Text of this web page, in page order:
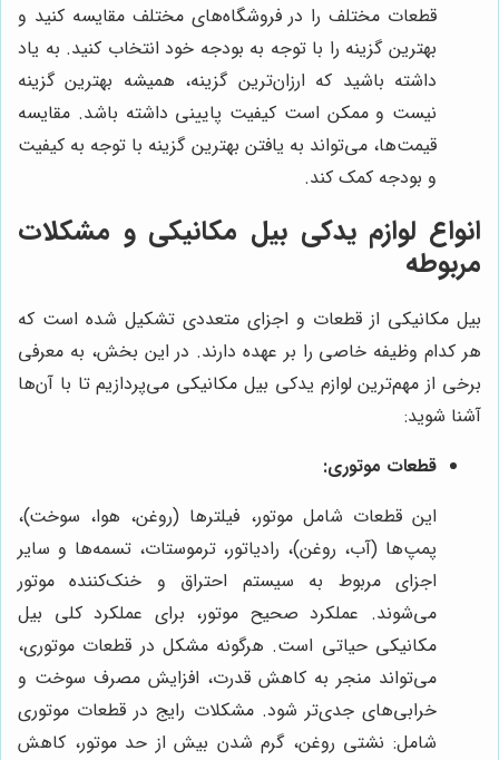
قطعات مختلف را در فروشگاه‌های مختلف مقایسه کنید و
بهترین گزینه را با توجه به بودجه خود انتخاب کنید. به یاد
داشته باشید که ارزان‌ترین گزینه، همیشه بهترین گزینه
نیست و ممکن است کیفیت پایینی داشته باشد. مقایسه
قیمت‌ها، می‌تواند به یافتن بهترین گزینه با توجه به کیفیت
و بودجه کمک کند.
انواع لوازم یدکی بیل مکانیکی و مشکلات
مربوطه
بیل مکانیکی از قطعات و اجزای متعددی تشکیل شده است که
هر کدام وظیفه خاصی را بر عهده دارند. در این بخش، به معرفی
برخی از مهم‌ترین لوازم یدکی بیل مکانیکی می‌پردازیم تا با آن‌ها
آشنا شوید:
قطعات موتوری:
این قطعات شامل موتور، فیلترها (روغن، هوا، سوخت)،
پمپ‌ها (آب، روغن)، رادیاتور، ترموستات، تسمه‌ها و سایر
اجزای مربوط به سیستم احتراق و خنک‌کننده موتور
می‌شوند. عملکرد صحیح موتور، برای عملکرد کلی بیل
مکانیکی حیاتی است. هرگونه مشکل در قطعات موتوری،
می‌تواند منجر به کاهش قدرت، افزایش مصرف سوخت و
خرابی‌های جدی‌تر شود. مشکلات رایج در قطعات موتوری
شامل: نشتی روغن، گرم شدن بیش از حد موتور، کاهش